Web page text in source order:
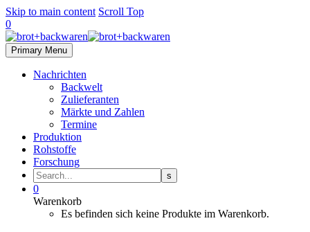
Skip to main content Scroll Top
0
Primary Menu
Nachrichten
Backwelt
Zulieferanten
Märkte und Zahlen
Termine
Produktion
Rohstoffe
Forschung
0
Warenkorb
Es befinden sich keine Produkte im Warenkorb.